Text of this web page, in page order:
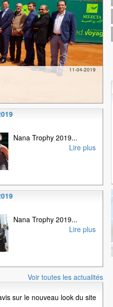
11-04-2019
Nana Trophy 2019...
Lire plus
Nana Trophy 2019...
Lire plus
Voir toutes les actualités
sur le nouveau look du site